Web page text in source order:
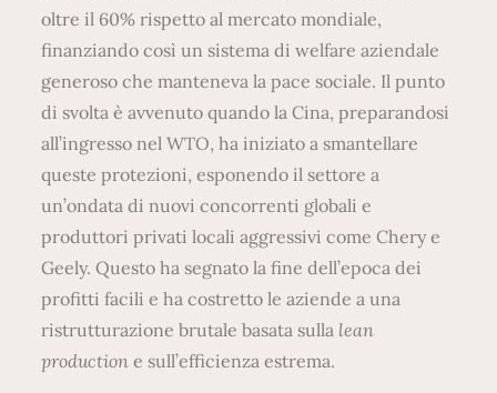
oltre il 60% rispetto al mercato mondiale,
finanziando così un sistema di welfare aziendale
generoso che manteneva la pace sociale. Il punto
di svolta è avvenuto quando la Cina, preparandosi
all’ingresso nel WTO, ha iniziato a smantellare
queste protezioni, esponendo il settore a
un’ondata di nuovi concorrenti globali e
produttori privati locali aggressivi come Chery e
Geely. Questo ha segnato la fine dell’epoca dei
profitti facili e ha costretto le aziende a una
ristrutturazione brutale basata sulla lean
production e sull’efficienza estrema.